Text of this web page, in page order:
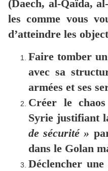
(Daech, al-Qaïda,
les comme vous
d’atteindre les
Faire tomber
avec sa
armées et ses
Créer le
Syrie justifiant
de sécurité »
dans le Golan
Déclencher